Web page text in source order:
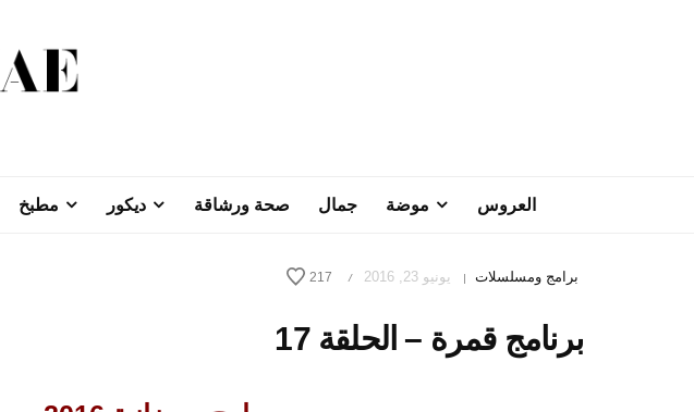
العروس موضة جمال صحة ورشاقة ديكور مطبخ
برامج ومسلسلات | يونيو 23, 2016 /
217
برنامج قمرة – الحلقة 17